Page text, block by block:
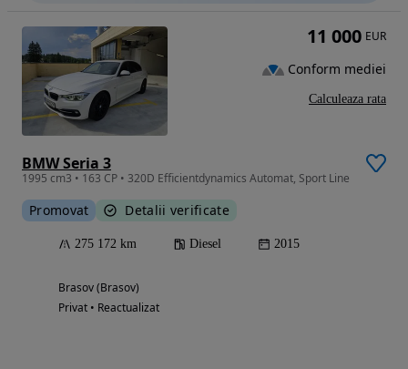
BMW Seria 3
1995 cm3 • 163 CP • 320D Efficientdynamics Automat, Sport Line
Promovat Detalii verificate
275 172 km Diesel 2015
Brasov (Brasov)
Privat • Reactualizat
11 000 EUR
Conform mediei
Calculeaza rata